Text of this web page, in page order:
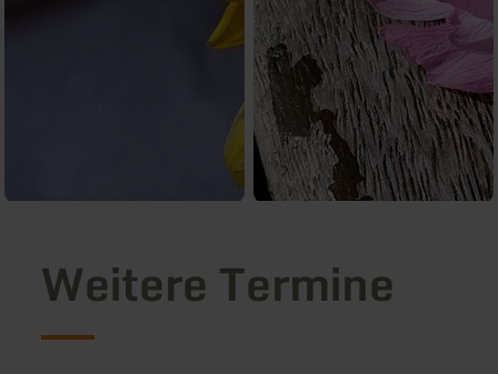
Weitere Termine